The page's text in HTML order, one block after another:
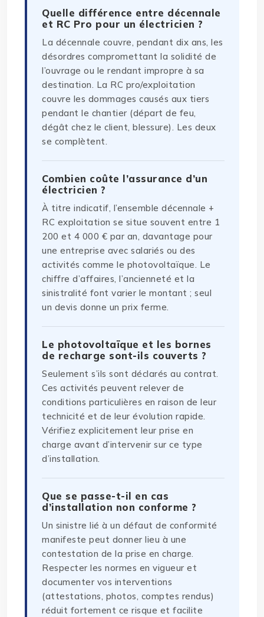
Quelle différence entre décennale
et RC Pro pour un électricien ?
La décennale couvre, pendant dix ans, les
désordres compromettant la solidité de
l’ouvrage ou le rendant impropre à sa
destination. La RC pro/exploitation
couvre les dommages causés aux tiers
pendant le chantier (départ de feu,
dégât chez le client, blessure). Les deux
se complètent.
Combien coûte l’assurance d’un
électricien ?
À titre indicatif, l’ensemble décennale +
RC exploitation se situe souvent entre 1
200 et 4 000 € par an, davantage pour
une entreprise avec salariés ou des
activités comme le photovoltaïque. Le
chiffre d’affaires, l’ancienneté et la
sinistralité font varier le montant ; seul
un devis donne un prix ferme.
Le photovoltaïque et les bornes
de recharge sont-ils couverts ?
Seulement s’ils sont déclarés au contrat.
Ces activités peuvent relever de
conditions particulières en raison de leur
technicité et de leur évolution rapide.
Vérifiez explicitement leur prise en
charge avant d’intervenir sur ce type
d’installation.
Que se passe-t-il en cas
d’installation non conforme ?
Un sinistre lié à un défaut de conformité
manifeste peut donner lieu à une
contestation de la prise en charge.
Respecter les normes en vigueur et
documenter vos interventions
(attestations, photos, comptes rendus)
réduit fortement ce risque et facilite